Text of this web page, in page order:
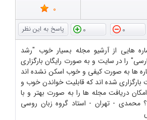
0
0
0
هایی از آرشیو مجله بسیار خوب "رشد
را در سایت و به صورت رایگان بارگزاری
ها به صورت کیفی و خوب اسکن نشده اند
بارگزاری شده اند که قابلیت خواندن خوب و
دریافت مجله ها را به صورت بهتر و با
محمدی - تهران - استاد گروه زبان روسی